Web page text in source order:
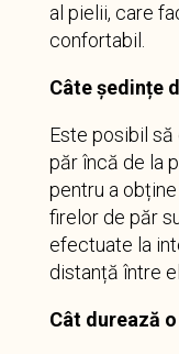
al pielii, care
confortabil.
Câte ședințe
Este posibil
păr încă de la
pentru a
firelor de păr
efectuate la
distanță între
Cât durează